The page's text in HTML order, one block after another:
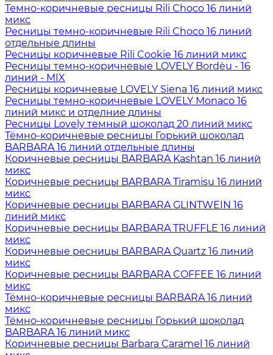
Темно-коричневые ресницы Rili Choco 16 линий
микс
Ресницы темно-коричневые Rili Choco 16 линий
отдельные длины
Ресницы коричневые Rili Cookie 16 линий микс
Ресницы темно-коричневые LOVELY Bordèu - 16
линий - MIX
Ресницы коричневые LOVELY Siena 16 линий микс
Ресницы темно-коричневые LOVELY Monaco 16
линий микс и отделние длины
Ресницы Lovely темный шоколад 20 линий микс
Тёмно-коричневые ресницы Горький шоколад
BARBARA 16 линий отдельные длины
Коричневые ресницы BARBARA Kashtan 16 линий
микс
Коричневые ресницы BARBARA Tiramisu 16 линий
микс
Коричневые ресницы BARBARA GLINTWEIN 16
линий микс
Коричневые ресницы BARBARA TRUFFLE 16 линий
микс
Коричневые ресницы BARBARA Quartz 16 линий
микс
Коричневые ресницы BARBARA COFFEE 16 линий
микс
Тёмно-коричневые ресницы BARBARA 16 линий
микс
Тёмно-коричневые ресницы Горький шоколад
BARBARA 16 линий микс
Коричневые ресницы Barbara Caramel 16 линий